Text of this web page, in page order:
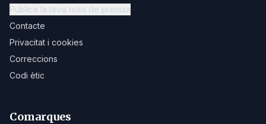
Publica la teva nota de premsa
Contacte
Privacitat i cookies
Correccions
Codi ètic
Comarques